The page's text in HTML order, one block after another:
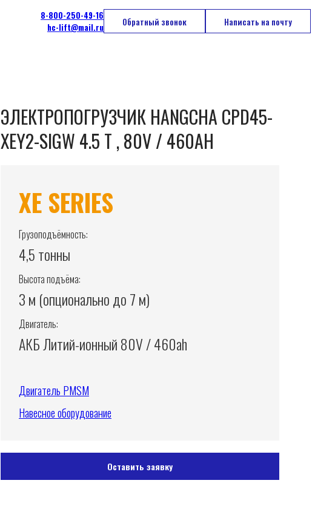
8-800-250-49-16
hc-lift@mail.ru
Обратный звонок Написать на почту
ЭЛЕКТРОПОГРУЗЧИК HANGCHA CPD45-
XEY2-SIGW 4.5 Т , 80V / 460AH
XE SERIES
Грузоподъёмность:
4,5 тонны
Высота подъёма:
3 м (опционально до 7 м)
Двигатель:
АКБ Литий-ионный 80V / 460ah
Двигатель PMSM
Навесное оборудование
Оставить заявку